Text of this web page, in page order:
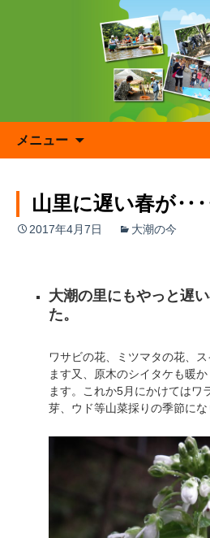
プ
メニュー
山里に遅い春が
2017年4月7日 大潮の今
大潮の里にもやっと遅
た。
ワサビの花、ミツマタの花、
ます又、原木のシイタケも暖
ます。これか5月にかけてはワ
芽、ウド等山菜採りの季節にな